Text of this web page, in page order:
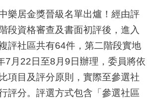
居金獎晉級名單出爐！經由評
段資格審查及書面初評後，進入
評社區共有64件，第二階段實地
7 月 22日至8 月 9日辦理，委員將依
項目及評分原則，實際至參選社
評分。評選方式包含「參選社區